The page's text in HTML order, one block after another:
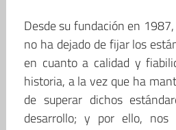
Desde su fundación en 1987,
no ha dejado de fijar los
en cuanto a calidad y
historia, a la vez que ha
de superar dichos
desarrollo; y por ello, nos